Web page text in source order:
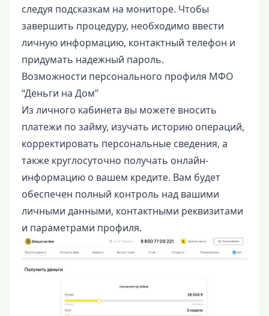
следуя подсказкам на мониторе. Чтобы
завершить процедуру, необходимо ввести
личную информацию, контактный телефон и
придумать надежный пароль.
Возможности персонального профиля МФО
“Деньги на Дом”
Из личного кабинета вы можете вносить
платежи по займу, изучать историю операций,
корректировать персональные сведения, а
также круглосуточно получать онлайн-
информацию о вашем кредите. Вам будет
обеспечен полный контроль над вашими
личными данными, контактными реквизитами
и параметрами профиля.